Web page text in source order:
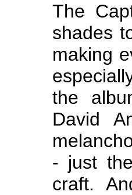
The
shades
making
the
David
- just
craft.